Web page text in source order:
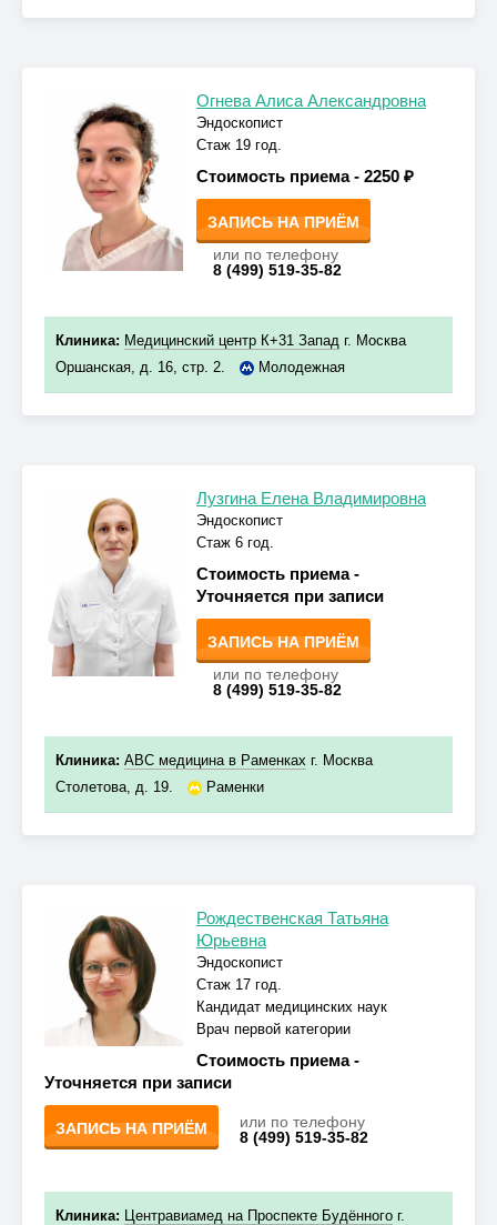
Огнева Алиса Александровна
Эндоскопист
Стаж 19 год.
Стоимость приема - 2250 ₽
ЗАПИСЬ НА ПРИЁМ
или по телефону
8 (499) 519-35-82
Клиника: Медицинский центр К+31 Запад г. Москва
Оршанская, д. 16, стр. 2.
Молодежная
Лузгина Елена Владимировна
Эндоскопист
Стаж 6 год.
Стоимость приема -
Уточняется при записи
ЗАПИСЬ НА ПРИЁМ
или по телефону
8 (499) 519-35-82
Клиника: ABC медицина в Раменках г. Москва
Столетова, д. 19.
Раменки
Рождественская Татьяна
Юрьевна
Эндоскопист
Стаж 17 год.
Кандидат медицинских наук
Врач первой категории
Стоимость приема -
Уточняется при записи
ЗАПИСЬ НА ПРИЁМ
или по телефону
8 (499) 519-35-82
Клиника: Центравиамед на Проспекте Будённого г.